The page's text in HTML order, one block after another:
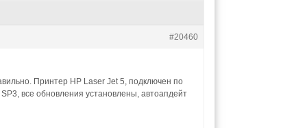
#20460
Принтер HP Laser Jet 5, подключен по
все обновления установлены, автоапдейт